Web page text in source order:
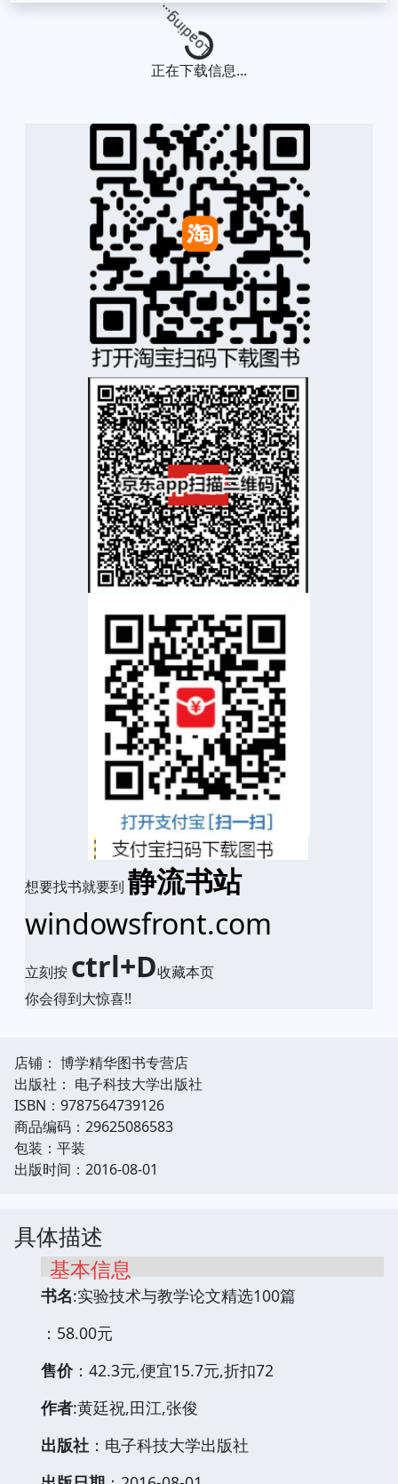
Loading...
正在下载信息...
想要找书就要到 静流书站
windowsfront.com
立刻按 ctrl+D收藏本页
你会得到大惊喜!!
店铺： 博学精华图书专营店
出版社： 电子科技大学出版社
ISBN：9787564739126
商品编码：29625086583
包装：平装
出版时间：2016-08-01
具体描述
基本信息
书名:实验技术与教学论文精选100篇
：58.00元
售价：42.3元,便宜15.7元,折扣72
作者:黄廷祝,田江,张俊
出版社 ：电子科技大学出版社